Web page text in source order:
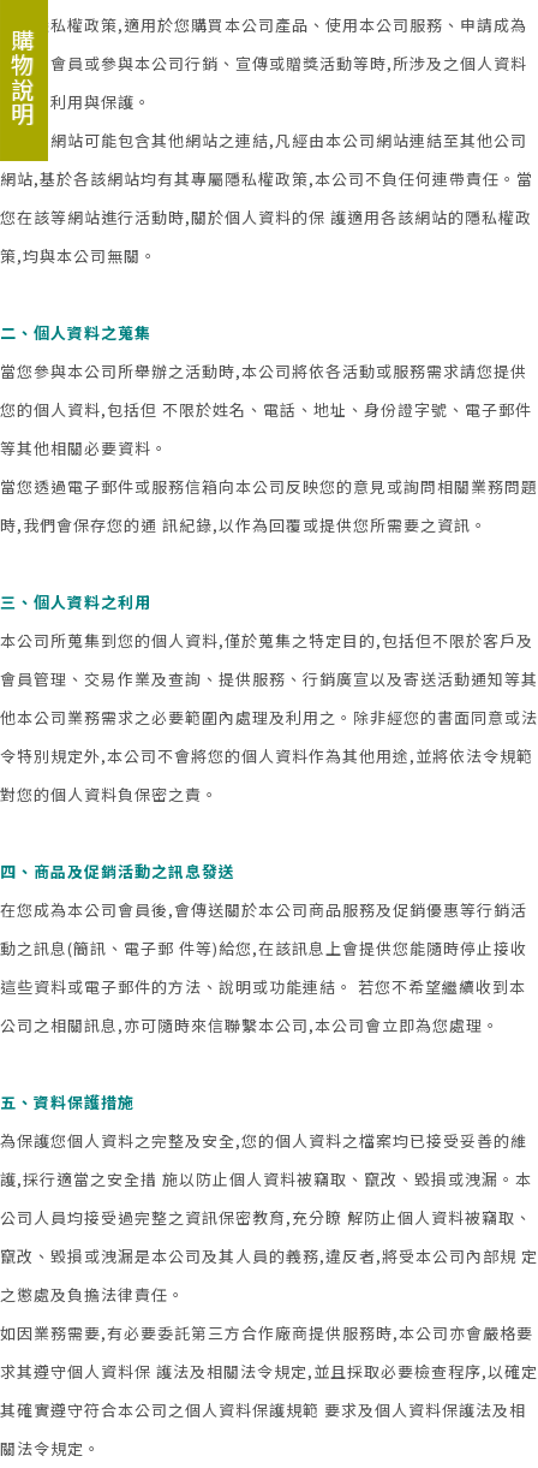
以下隱私權政策,適用於您購買本公司產品、使用本公司服務、申請成為
本公司會員或參與本公司行銷、宣傳或贈獎活動等時,所涉及之個人資料
蒐集、利用與保護。
本公司網站可能包含其他網站之連結,凡經由本公司網站連結至其他公司
網站,基於各該網站均有其專屬隱私權政策,本公司不負任何連帶責任。當
您在該等網站進行活動時,關於個人資料的保 護適用各該網站的隱私權政
策,均與本公司無關。
二、個人資料之蒐集
當您參與本公司所舉辦之活動時,本公司將依各活動或服務需求請您提供
您的個人資料,包括但 不限於姓名、電話、地址、身份證字號、電子郵件
等其他相關必要資料。
當您透過電子郵件或服務信箱向本公司反映您的意見或詢問相關業務問題
時,我們會保存您的通 訊紀錄,以作為回覆或提供您所需要之資訊。
三、個人資料之利用
本公司所蒐集到您的個人資料,僅於蒐集之特定目的,包括但不限於客戶及
會員管理、交易作業及查詢、提供服務、行銷廣宣以及寄送活動通知等其
他本公司業務需求之必要範圍內處理及利用之。除非經您的書面同意或法
令特別規定外,本公司不會將您的個人資料作為其他用途,並將依法令規範
對您的個人資料負保密之責。
四、商品及促銷活動之訊息發送
在您成為本公司會員後,會傳送關於本公司商品服務及促銷優惠等行銷活
動之訊息(簡訊、電子郵 件等)給您,在該訊息上會提供您能隨時停止接收
這些資料或電子郵件的方法、說明或功能連結。 若您不希望繼續收到本
公司之相關訊息,亦可隨時來信聯繫本公司,本公司會立即為您處理。
五、資料保護措施
為保護您個人資料之完整及安全,您的個人資料之檔案均已接受妥善的維
護,採行適當之安全措 施以防止個人資料被竊取、竄改、毀損或洩漏。本
公司人員均接受過完整之資訊保密教育,充分瞭 解防止個人資料被竊取、
竄改、毀損或洩漏是本公司及其人員的義務,違反者,將受本公司內部規 定
之懲處及負擔法律責任。
如因業務需要,有必要委託第三方合作廠商提供服務時,本公司亦會嚴格要
求其遵守個人資料保 護法及相關法令規定,並且採取必要檢查程序,以確定
其確實遵守符合本公司之個人資料保護規範 要求及個人資料保護法及相
關法令規定。
購物說明